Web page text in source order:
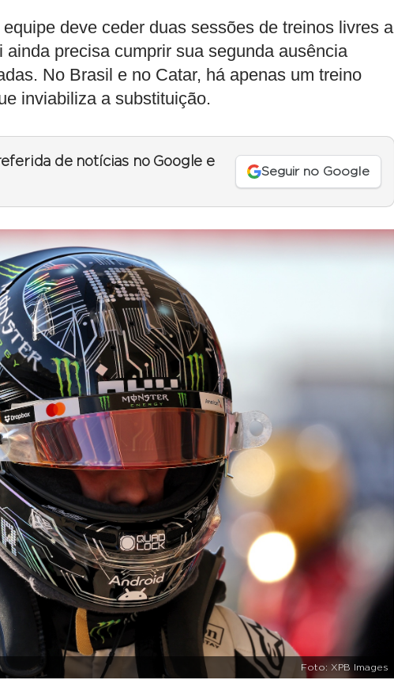
deve ceder duas sessões de treinos livres a
precisa cumprir sua segunda ausência
No Brasil e no Catar, há apenas um treino
inviabiliza a substituição.
de notícias no Google e
Seguir no Google
Foto: XPB Images